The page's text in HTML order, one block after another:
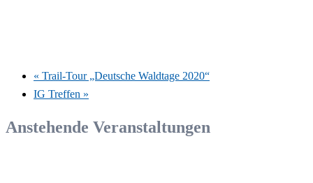
« Trail-Tour „Deutsche Waldtage 2020“
IG Treffen »
Anstehende Veranstaltungen